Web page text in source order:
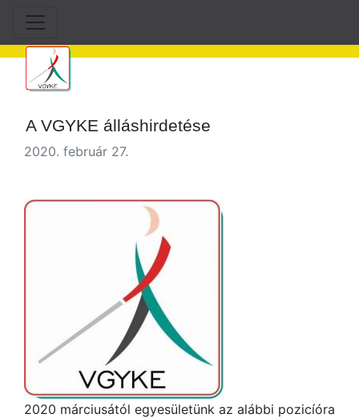
A VGYKE álláshirdetése
2020. február 27.
2020 márciusától egyesületünk az alábbi pozicíóra